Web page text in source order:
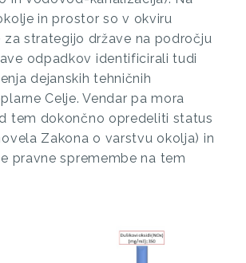
in prostor so v okviru
za strategijo države na področju
odpadkov identificirali tudi
dejanskih tehničnih
Celje. Vendar pa mora
tem dokončno opredeliti status
Zakona o varstvu okolja) in
pravne spremembe na tem